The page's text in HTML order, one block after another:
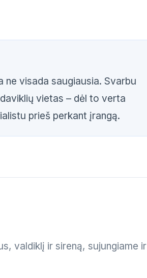
ne visada saugiausia. Svarbu
vietas – dėl to verta
prieš perkant įrangą.
valdiklį ir sireną, sujungiame ir